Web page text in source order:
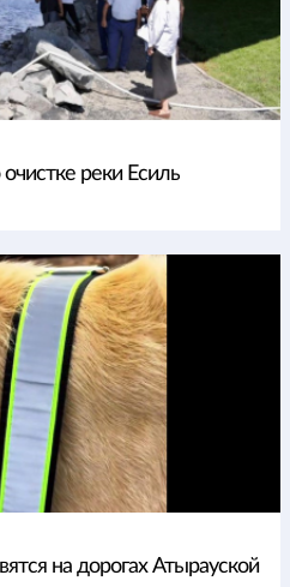
реки Есиль
на дорогах Атырауской